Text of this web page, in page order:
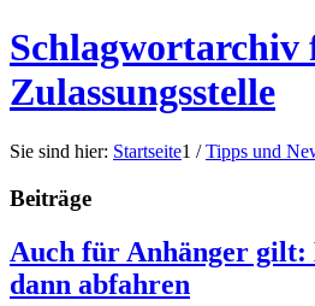
Zulassungsstelle
Sie sind hier: Startseite1 / Tipps und
Beiträge
Auch für Anhänger gilt:
dann abfahren